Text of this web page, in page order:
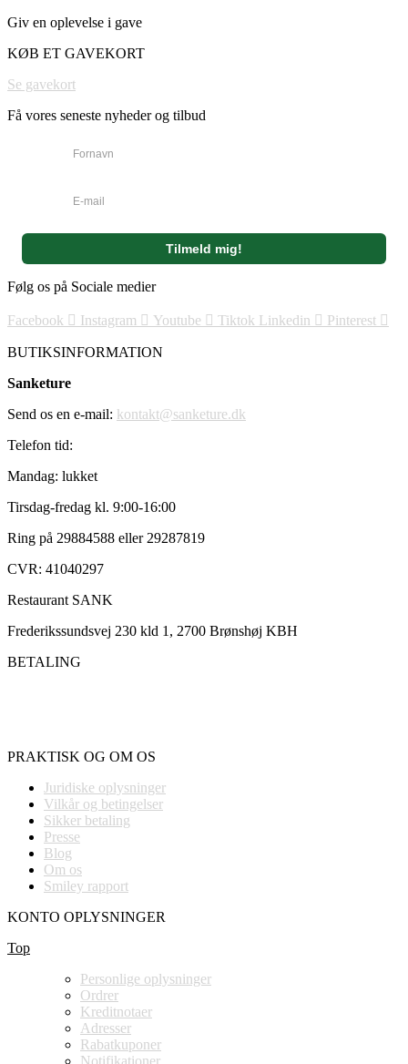
vare
flere
Mulighederne
vælges
varesiden
Giv en oplevelse i gave
KØB ET GAVEKORT
Se gavekort
Få vores seneste nyheder og tilbud
Følg os på Sociale medier
Facebook Instagram Youtube Tiktok Linkedin Pinterest
BUTIKSINFORMATION
Sanketure
Send os en e-mail: kontakt@sanketure.dk
Telefon tid:
Mandag: lukket
Tirsdag-fredag kl. 9:00-16:00
Ring på 29884588 eller 29287819
CVR: 41040297
Restaurant SANK
Frederikssundsvej 230 kld 1, 2700 Brønshøj KBH
BETALING
PRAKTISK OG OM OS
Juridiske oplysninger
Vilkår og betingelser
Sikker betaling
Presse
Blog
Om os
Smiley rapport
KONTO OPLYSNINGER
Top
Personlige oplysninger
Ordrer
Kreditnotaer
Adresser
Rabatkuponer
Notifikationer